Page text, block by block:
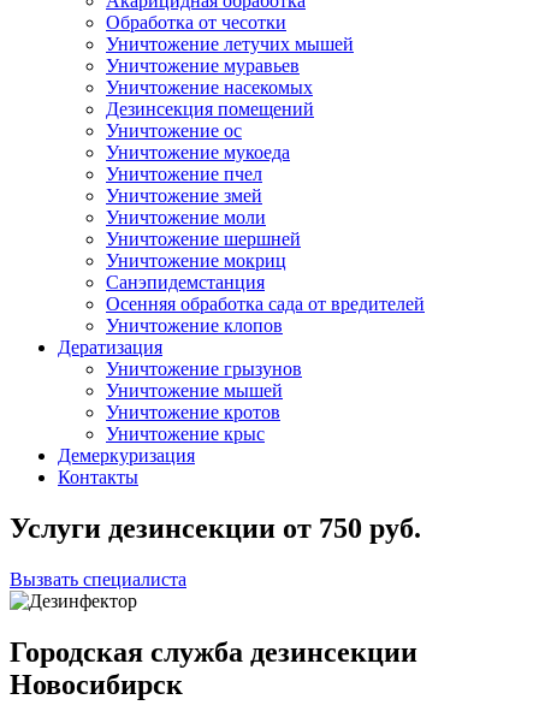
Обработка от чесотки
Уничтожение летучих мышей
Уничтожение муравьев
Уничтожение насекомых
Дезинсекция помещений
Уничтожение ос
Уничтожение мукоеда
Уничтожение пчел
Уничтожение змей
Уничтожение моли
Уничтожение шершней
Уничтожение мокриц
Санэпидемстанция
Осенняя обработка сада от вредителей
Уничтожение клопов
Дератизация
Уничтожение грызунов
Уничтожение мышей
Уничтожение кротов
Уничтожение крыс
Демеркуризация
Контакты
Услуги дезинсекции от 750 руб.
Вызвать специалиста
Городская служба дезинсекции
Новосибирск